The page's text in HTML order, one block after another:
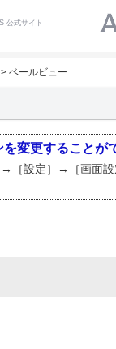
公式サイト
> ベールビュー
を変更することが
→［設定］→［画面